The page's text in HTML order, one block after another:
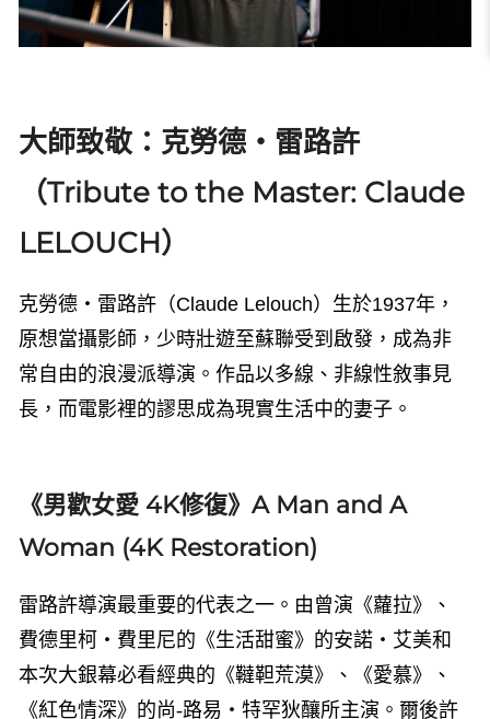
大師致敬：克勞德・雷路許
（Tribute to the Master: Claude
LELOUCH）
克勞德・雷路許（Claude Lelouch）生於1937年，
原想當攝影師，少時壯遊至蘇聯受到啟發，成為非
常自由的浪漫派導演。作品以多線、非線性敘事見
長，而電影裡的謬思成為現實生活中的妻子。
《男歡女愛 4K修復》A Man and A
Woman (4K Restoration)
雷路許導演最重要的代表之一。由曾演《蘿拉》、
費德里柯・費里尼的《生活甜蜜》的安諾・艾美和
本次大銀幕必看經典的《韃靼荒漠》、《愛慕》、
《紅色情深》的尚-路易・特罕狄釀所主演。爾後許